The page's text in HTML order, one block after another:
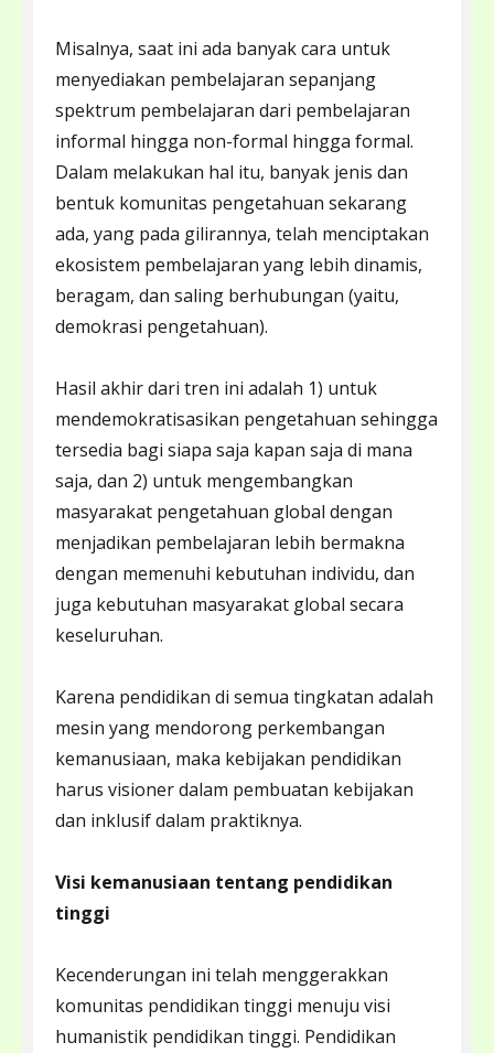
Misalnya, saat ini ada banyak cara untuk
menyediakan pembelajaran sepanjang
spektrum pembelajaran dari pembelajaran
informal hingga non-formal hingga formal.
Dalam melakukan hal itu, banyak jenis dan
bentuk komunitas pengetahuan sekarang
ada, yang pada gilirannya, telah menciptakan
ekosistem pembelajaran yang lebih dinamis,
beragam, dan saling berhubungan (yaitu,
demokrasi pengetahuan).
Hasil akhir dari tren ini adalah 1) untuk
mendemokratisasikan pengetahuan sehingga
tersedia bagi siapa saja kapan saja di mana
saja, dan 2) untuk mengembangkan
masyarakat pengetahuan global dengan
menjadikan pembelajaran lebih bermakna
dengan memenuhi kebutuhan individu, dan
juga kebutuhan masyarakat global secara
keseluruhan.
Karena pendidikan di semua tingkatan adalah
mesin yang mendorong perkembangan
kemanusiaan, maka kebijakan pendidikan
harus visioner dalam pembuatan kebijakan
dan inklusif dalam praktiknya.
Visi kemanusiaan tentang pendidikan
tinggi
Kecenderungan ini telah menggerakkan
komunitas pendidikan tinggi menuju visi
humanistik pendidikan tinggi. Pendidikan